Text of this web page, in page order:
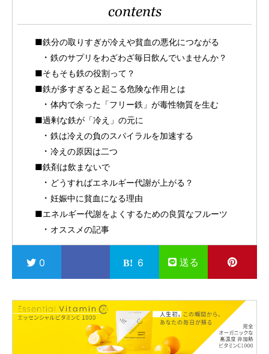
contents
■鉄分の取りすぎが冷えや貧血の悪化につながる
鉄のサプリをわざわざ毎日飲んでいませんか？
■そもそも鉄の役割って？
■鉄が多すぎると起こる危険な作用とは
体内で余った「フリー鉄」が毒性物質を生む
■過剰な鉄が「冷え」の元に
鉄は冷えの負のスパイラルを加速する
冷えの原因は二つ
■鉄剤は飲まないで
どうすればエネルギー代謝が上がる？
妊娠中に貧血になる理由
■エネルギー代謝をよくするための良質なフルーツ
オススメの記事
0 6 送る